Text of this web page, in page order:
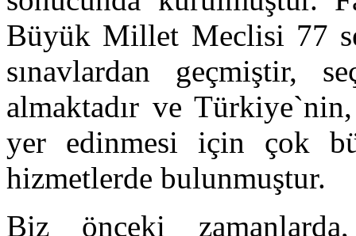
Büyük Millet Meclisi 77
sınavlardan geçmiştir,
almaktadır ve
yer edinmesi için çok
hizmetlerde bulunmuştur.
Biz önceki